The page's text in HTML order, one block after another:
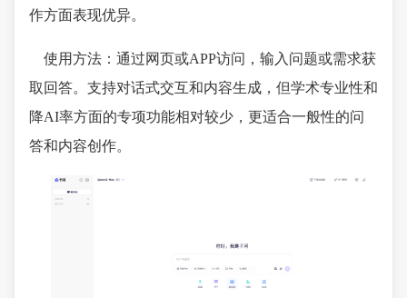
作方面表现优异。
使用方法：通过网页或APP访问，输入问题或需求获
取回答。支持对话式交互和内容生成，但学术专业性和
降AI率方面的专项功能相对较少，更适合一般性的问
答和内容创作。